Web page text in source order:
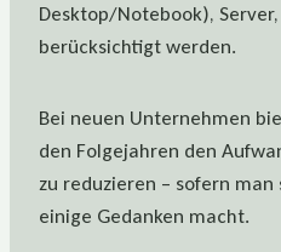
Desktop/Notebook),
berücksichtigt werden.
Bei neuen Unternehmen
den Folgejahren den
zu reduzieren – sofern man
einige Gedanken macht.